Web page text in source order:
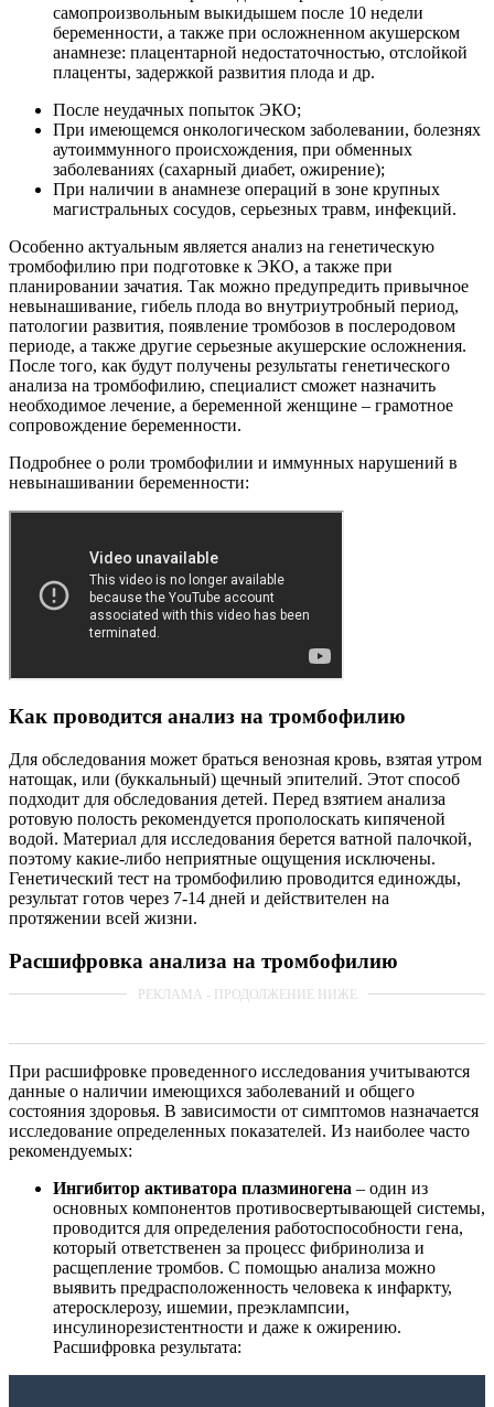
самопроизвольным выкидышем после 10 недели
беременности, а также при осложненном акушерском
анамнезе: плацентарной недостаточностью, отслойкой
плаценты, задержкой развития плода и др.
После неудачных попыток ЭКО;
При имеющемся онкологическом заболевании, болезнях
аутоиммунного происхождения, при обменных
заболеваниях (сахарный диабет, ожирение);
При наличии в анамнезе операций в зоне крупных
магистральных сосудов, серьезных травм, инфекций.
Особенно актуальным является анализ на генетическую
тромбофилию при подготовке к ЭКО, а также при
планировании зачатия. Так можно предупредить привычное
невынашивание, гибель плода во внутриутробный период,
патологии развития, появление тромбозов в послеродовом
периоде, а также другие серьезные акушерские осложнения.
После того, как будут получены результаты генетического
анализа на тромбофилию, специалист сможет назначить
необходимое лечение, а беременной женщине – грамотное
сопровождение беременности.
Подробнее о роли тромбофилии и иммунных нарушений в
невынашивании беременности:
Как проводится анализ на тромбофилию
Для обследования может браться венозная кровь, взятая утром
натощак, или (буккальный) щечный эпителий. Этот способ
подходит для обследования детей. Перед взятием анализа
ротовую полость рекомендуется прополоскать кипяченой
водой. Материал для исследования берется ватной палочкой,
поэтому какие-либо неприятные ощущения исключены.
Генетический тест на тромбофилию проводится единожды,
результат готов через 7-14 дней и действителен на
протяжении всей жизни.
Расшифровка анализа на тромбофилию
При расшифровке проведенного исследования учитываются
данные о наличии имеющихся заболеваний и общего
состояния здоровья. В зависимости от симптомов назначается
исследование определенных показателей. Из наиболее часто
рекомендуемых:
Ингибитор активатора плазминогена – один из
основных компонентов противосвертывающей системы,
проводится для определения работоспособности гена,
который ответственен за процесс фибринолиза и
расщепление тромбов. С помощью анализа можно
выявить предрасположенность человека к инфаркту,
атеросклерозу, ишемии, преэклампсии,
инсулинорезистентности и даже к ожирению.
Расшифровка результата: